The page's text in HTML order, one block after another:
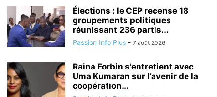
Élections : le CEP recense 18
groupements politiques
réunissant 236 partis...
Passion Info Plus - 7 août 2026
Raina Forbin s’entretient avec
Uma Kumaran sur l’avenir de la
coopération...